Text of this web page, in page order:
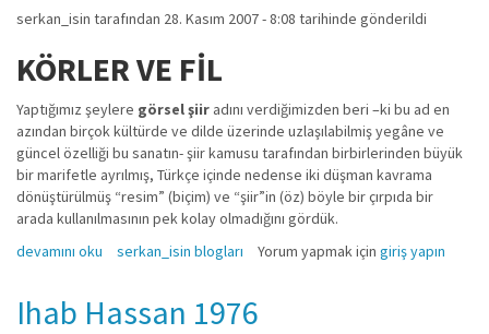
serkan_isin tarafından 28. Kasım 2007 - 8:08 tarihinde gönderildi
KÖRLER VE FİL
Yaptığımız şeylere görsel şiir adını verdiğimizden beri –ki bu ad en
azından birçok kültürde ve dilde üzerinde uzlaşılabilmiş yegâne ve
güncel özelliği bu sanatın- şiir kamusu tarafından birbirlerinden büyük
bir marifetle ayrılmış, Türkçe içinde nedense iki düşman kavrama
dönüştürülmüş “resim” (biçim) ve “şiir”in (öz) böyle bir çırpıda bir
arada kullanılmasının pek kolay olmadığını gördük.
BEN BEN DERİM VE SEVERİM BEN BEN DEMEYİ BİLENLERİ hakkında
devamını oku serkan_isin blogları Yorum yapmak için giriş yapın
Ihab Hassan 1976